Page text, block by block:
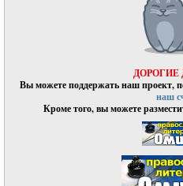
ДОРОГИЕ
Вы можете поддержать наш проект,
наш
Кроме того, вы можете